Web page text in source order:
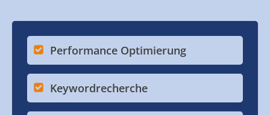
Performance Optimierung
Keywordrecherche